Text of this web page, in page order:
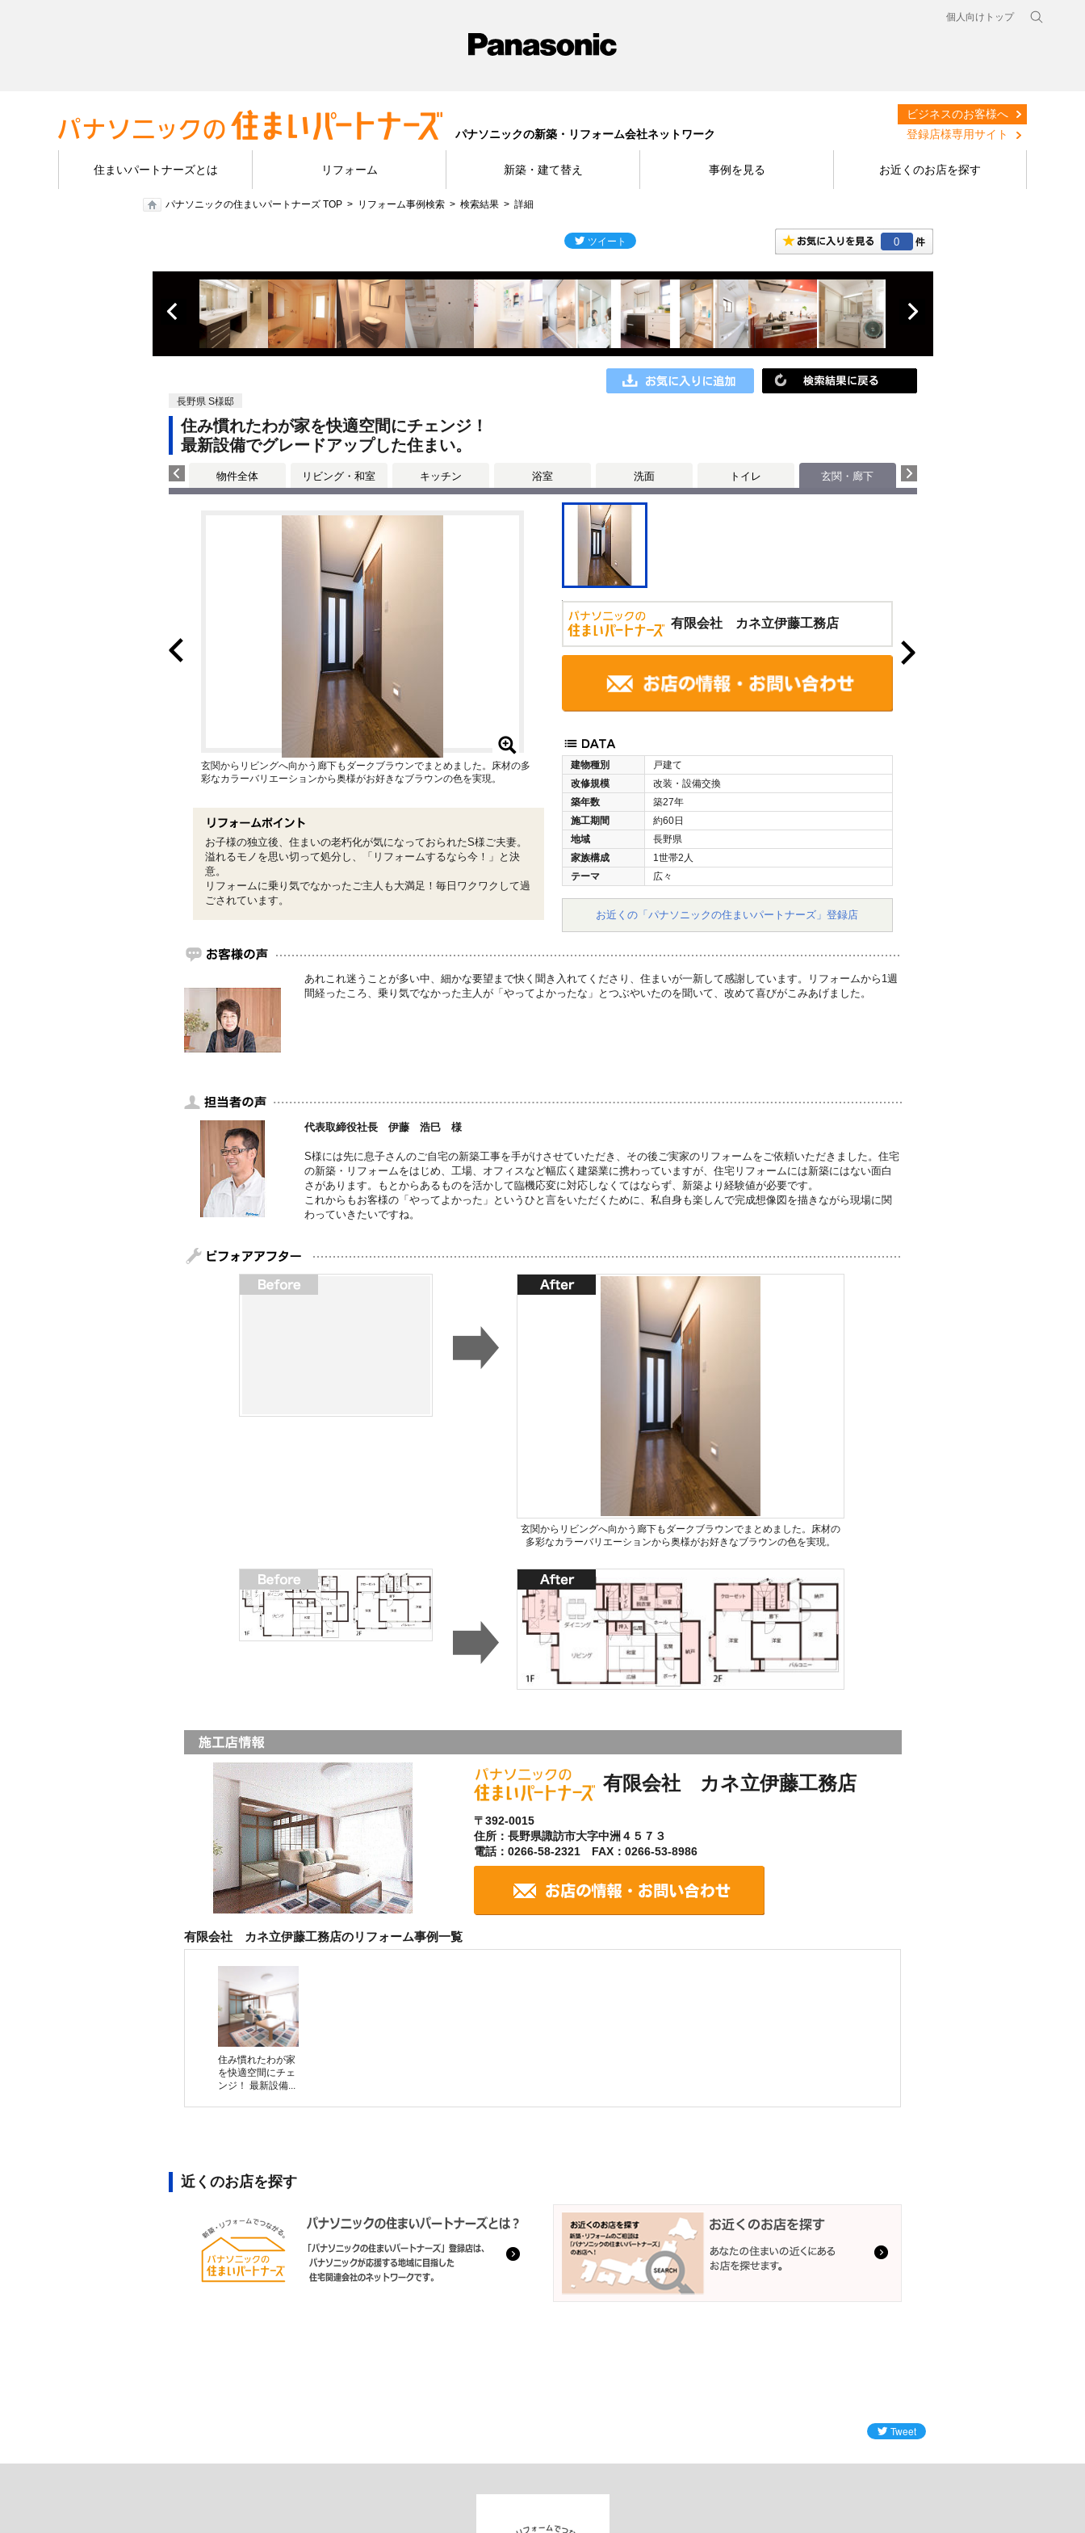
個人向けトップ
パナソニックの新築・リフォーム会社ネットワーク
ビジネスのお客様へ
登録店様専用サイト
住まいパートナーズとは リフォーム 新築・建て替え 事例を見る お近くのお店を探す
パナソニックの住まいパートナーズ TOP リフォーム事例検索 検索結果 詳細
0
長野県 S様邸
住み慣れたわが家を快適空間にチェンジ！
最新設備でグレードアップした住まい。
物件全体 リビング・和室 キッチン 浴室 洗面 トイレ 玄関・廊下
有限会社 カネ立伊藤工務店
建物種別
戸建て
改修規模
改装・設備交換
築年数
築27年
施工期間
約60日
地域
長野県
家族構成
1世帯2人
テーマ
広々
お近くの「パナソニックの住まいパートナーズ」登録店
玄関からリビングへ向かう廊下もダークブラウンでまとめました。床材の多
彩なカラーバリエーションから奥様がお好きなブラウンの色を実現。
お子様の独立後、住まいの老朽化が気になっておられたS様ご夫妻。
溢れるモノを思い切って処分し、「リフォームするなら今！」と決
意。
リフォームに乗り気でなかったご主人も大満足！毎日ワクワクして過
ごされています。
あれこれ迷うことが多い中、細かな要望まで快く聞き入れてくださり、住まいが一新して感謝しています。リフォームから1週
間経ったころ、乗り気でなかった主人が「やってよかったな」とつぶやいたのを聞いて、改めて喜びがこみあげました。
代表取締役社長 伊藤 浩巳 様
S様には先に息子さんのご自宅の新築工事を手がけさせていただき、その後ご実家のリフォームをご依頼いただきました。住宅
の新築・リフォームをはじめ、工場、オフィスなど幅広く建築業に携わっていますが、住宅リフォームには新築にはない面白
さがあります。もとからあるものを活かして臨機応変に対応しなくてはならず、新築より経験値が必要です。
これからもお客様の「やってよかった」というひと言をいただくために、私自身も楽しんで完成想像図を描きながら現場に関
わっていきたいですね。
玄関からリビングへ向かう廊下もダークブラウンでまとめました。床材の
多彩なカラーバリエーションから奥様がお好きなブラウンの色を実現。
有限会社 カネ立伊藤工務店
〒392-0015
住所：長野県諏訪市大字中洲４５７３
電話：0266-58-2321 FAX：0266-53-8986
有限会社 カネ立伊藤工務店のリフォーム事例一覧
住み慣れたわが家
を快適空間にチェ
ンジ！ 最新設備...
近くのお店を探す